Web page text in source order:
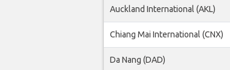
Auckland International (AKL)
Chiang Mai International (CNX)
Da Nang (DAD)